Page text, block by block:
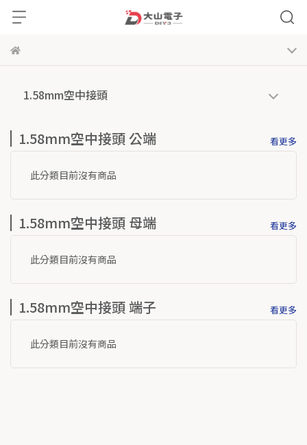
1.58mm空中接頭
1.58mm空中接頭 公端 看更多
此分類目前沒有商品
1.58mm空中接頭 母端 看更多
此分類目前沒有商品
1.58mm空中接頭 端子 看更多
此分類目前沒有商品